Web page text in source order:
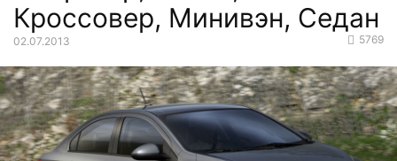
Кроссовер, Минивэн, Седан
02.07.2013 5769